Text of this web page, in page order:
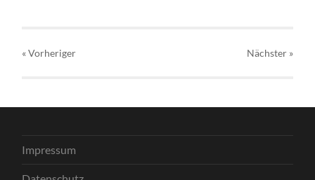
« Vorheriger Nächster »
Impressum